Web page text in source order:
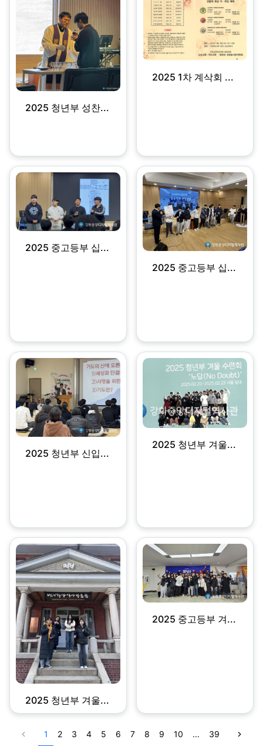
2025 청년부 성찬...
2025 1차 계삭회 ...
2025 중고등부 십...
2025 중고등부 십...
2025 청년부 신입...
2025 청년부 겨울...
2025 청년부 겨울...
2025 중고등부 겨...
1 2 3 4 5 6 7 8 9 10 ... 39